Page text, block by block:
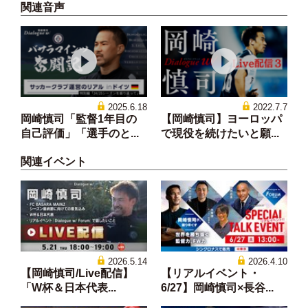
関連音声
2025.6.18
岡崎慎司「監督1年目の
自己評価」「選手のと...
2022.7.7
【岡崎慎司】ヨーロッパ
で現役を続けたいと願...
関連イベント
2026.5.14
【岡崎慎司/Live配信】
「W杯＆日本代表...
2026.4.10
【リアルイベント・
6/27】岡崎慎司×長谷...